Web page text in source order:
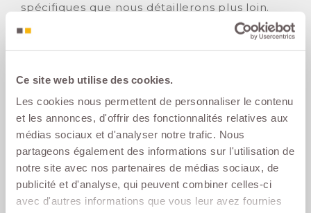
Ce site web utilise des cookies.
Les cookies nous permettent de personnaliser le contenu
et les annonces, d'offrir des fonctionnalités relatives aux
médias sociaux et d'analyser notre trafic. Nous
partageons également des informations sur l'utilisation de
notre site avec nos partenaires de médias sociaux, de
publicité et d'analyse, qui peuvent combiner celles-ci
avec d'autres informations que vous leur avez fournies
spécifiques que nous détaillerons plus loin.
Risques possibles selon le profil : surprime
ou refus
Qu’est-ce qu’une surprime en assurance
emprunteur ?
La surprime est un supplément de
cotisation appliqué par l’assureur pour
compenser le risque supplémentaire lié à
votre état de santé.Elle s’exprime
généralement en pourcentage de la prime